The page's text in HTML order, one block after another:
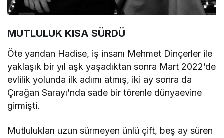
MUTLULUK KISA SÜRDÜ
Öte yandan Hadise, iş insanı Mehmet Dinçerler ile
yaklaşık bir yıl aşk yaşadıktan sonra Mart 2022’de
evlilik yolunda ilk adımı atmış, iki ay sonra da
Çırağan Sarayı’nda sade bir törenle dünyaevine
girmişti.
Mutlulukları uzun sürmeyen ünlü çift, beş ay süren